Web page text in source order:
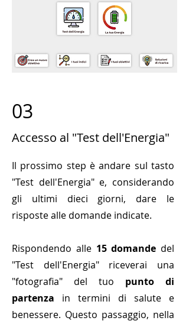
03
Accesso al "Test dell'Energia"
Il prossimo step è andare sul tasto
"Test dell'Energia" e, considerando
gli ultimi dieci giorni, dare le
risposte alle domande indicate.
Rispondendo alle 15 domande del
"Test dell'Energia" riceverai una
"fotografia" del tuo punto di
partenza in termini di salute e
benessere. Questo passaggio, nella